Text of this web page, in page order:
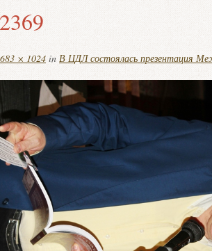
683 × 1024 in В ЦДЛ состоялась презентация